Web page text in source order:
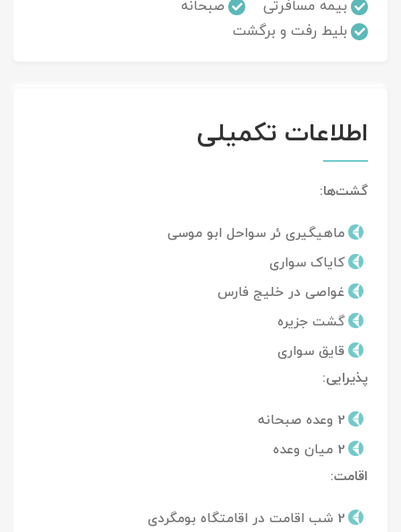
بیمه مسافرتی
صبحانه
بلیط رفت و برگشت
اطلاعات تکمیلی
گشت‌ها:
ماهیگیری ئر سواحل ابو موسی
کایاک سواری
غواصی در خلیج فارس
گشت جزیره
قایق سواری
پذیرایی:
2 وعده صبحانه
2 میان وعده
اقامت:
2 شب اقامت در اقامتگاه بومگردی